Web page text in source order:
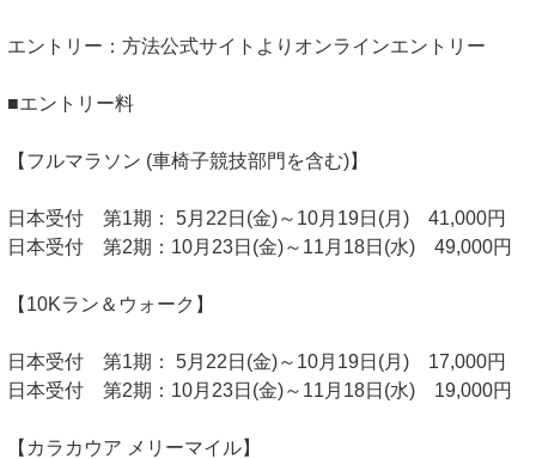
エントリー：方法公式サイトよりオンラインエントリー
■エントリー料
【フルマラソン (車椅子競技部門を含む)】
日本受付 第1期： 5月22日(金)～10月19日(月) 41,000円
日本受付 第2期：10月23日(金)～11月18日(水) 49,000円
【10Kラン＆ウォーク】
日本受付 第1期： 5月22日(金)～10月19日(月) 17,000円
日本受付 第2期：10月23日(金)～11月18日(水) 19,000円
【カラカウア メリーマイル】